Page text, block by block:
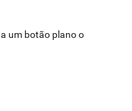
a um botão plano o